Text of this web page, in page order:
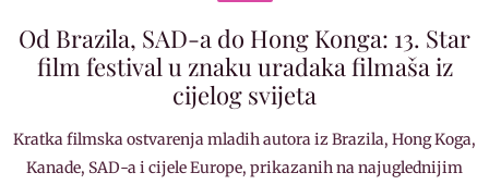
Od Brazila, SAD-a do Hong Konga: 13. Star
film festival u znaku uradaka filmaša iz
cijelog svijeta
Kratka filmska ostvarenja mladih autora iz Brazila, Hong Koga,
Kanade, SAD-a i cijele Europe, prikazanih na najuglednijim